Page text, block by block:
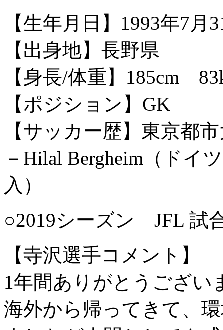
【生年月日】1993年7月
【出身地】長野県
【身長/体重】185cm
【ポジション】GK
【サッカー歴】東京都
－Hilal Bergheim（ドイ
入）
○2019シーズン JFL 試
【寺沢選手コメント】
1年間ありがとうござい
海外から帰ってきて、